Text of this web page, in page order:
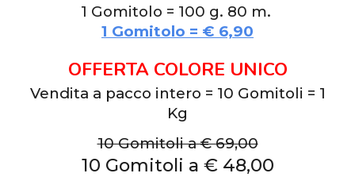
1 Gomitolo = 100 g. 80 m.
1 Gomitolo = € 6,90
OFFERTA COLORE UNICO
Vendita a pacco intero = 10 Gomitoli = 1
Kg
10 Gomitoli a € 69,00
10 Gomitoli a € 48,00